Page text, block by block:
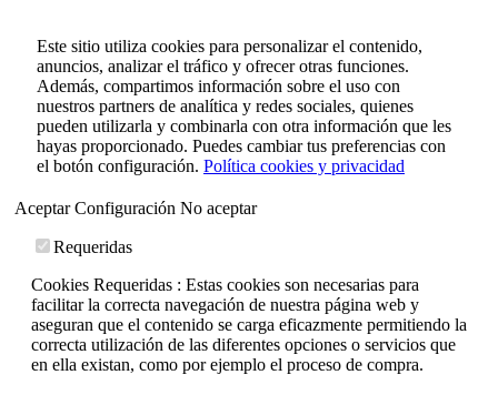
Este sitio utiliza cookies para personalizar el contenido,
anuncios, analizar el tráfico y ofrecer otras funciones.
Además, compartimos información sobre el uso con
nuestros partners de analítica y redes sociales, quienes
pueden utilizarla y combinarla con otra información que les
hayas proporcionado. Puedes cambiar tus preferencias con
el botón configuración. Política cookies y privacidad
AceptarConfiguración No aceptar
Requeridas
Cookies Requeridas : Estas cookies son necesarias para
facilitar la correcta navegación de nuestra página web y
aseguran que el contenido se carga eficazmente permitiendo la
correcta utilización de las diferentes opciones o servicios que
en ella existan, como por ejemplo el proceso de compra.